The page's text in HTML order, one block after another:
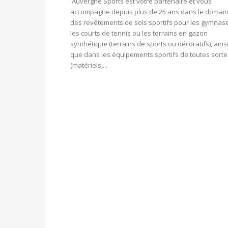
accompagne depuis plus de 25 ans dans le
des revêtements de sols sportifs pour les
les courts de tennis ou les terrains en gazon
synthétique (terrains de sports ou décoratifs), ainsi
que dans les équipements sportifs de toutes
(matériels,...